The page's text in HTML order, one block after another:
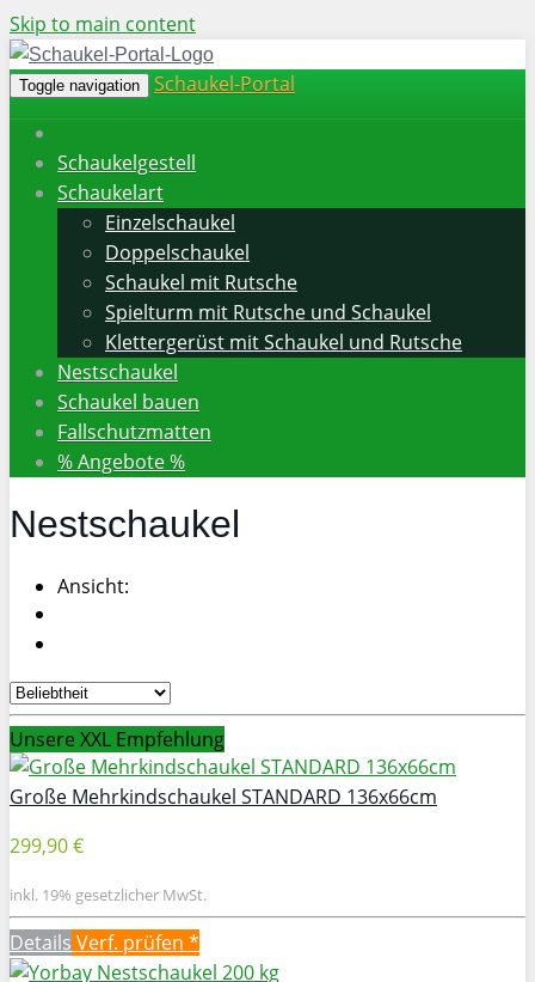
Skip to main content
Toggle navigation Schaukel-Portal
Schaukelgestell
Schaukelart
Einzelschaukel
Doppelschaukel
Schaukel mit Rutsche
Spielturm mit Rutsche und Schaukel
Klettergerüst mit Schaukel und Rutsche
Nestschaukel
Schaukel bauen
Fallschutzmatten
% Angebote %
Nestschaukel
Ansicht:
Unsere XXL Empfehlung
Große Mehrkindschaukel STANDARD 136x66cm
299,90 €
inkl. 19% gesetzlicher MwSt.
Details Verf. prüfen *